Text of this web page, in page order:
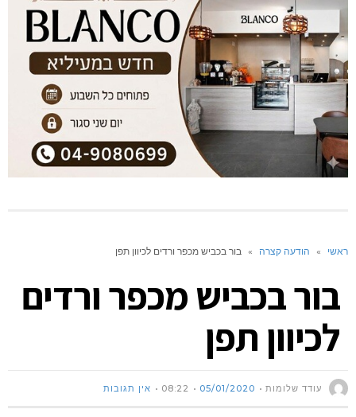
ראשי » הודעה קצרה » בור בכביש מכפר ורדים לכיוון תפן
בור בכביש מכפר ורדים
לכיוון תפן
עודד שלומות 05/01/2020
08:22 אין תגובות